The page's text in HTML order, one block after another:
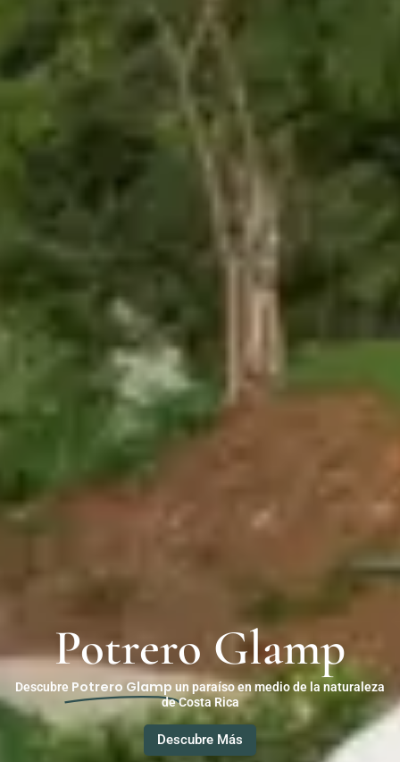
Potrero Glamp
Descubre Potrero Glamp un paraíso en medio de la naturaleza
de Costa Rica
Descubre Más